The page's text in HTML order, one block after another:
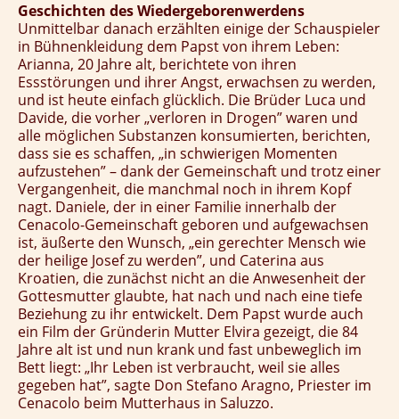
Geschichten des Wiedergeborenwerdens
Unmittelbar danach erzählten einige der Schauspieler
in Bühnenkleidung dem Papst von ihrem Leben:
Arianna, 20 Jahre alt, berichtete von ihren
Essstörungen und ihrer Angst, erwachsen zu werden,
und ist heute einfach glücklich. Die Brüder Luca und
Davide, die vorher „verloren in Drogen” waren und
alle möglichen Substanzen konsumierten, berichten,
dass sie es schaffen, „in schwierigen Momenten
aufzustehen” – dank der Gemeinschaft und trotz einer
Vergangenheit, die manchmal noch in ihrem Kopf
nagt. Daniele, der in einer Familie innerhalb der
Cenacolo-Gemeinschaft geboren und aufgewachsen
ist, äußerte den Wunsch, „ein gerechter Mensch wie
der heilige Josef zu werden”, und Caterina aus
Kroatien, die zunächst nicht an die Anwesenheit der
Gottesmutter glaubte, hat nach und nach eine tiefe
Beziehung zu ihr entwickelt. Dem Papst wurde auch
ein Film der Gründerin Mutter Elvira gezeigt, die 84
Jahre alt ist und nun krank und fast unbeweglich im
Bett liegt: „Ihr Leben ist verbraucht, weil sie alles
gegeben hat”, sagte Don Stefano Aragno, Priester im
Cenacolo beim Mutterhaus in Saluzzo.